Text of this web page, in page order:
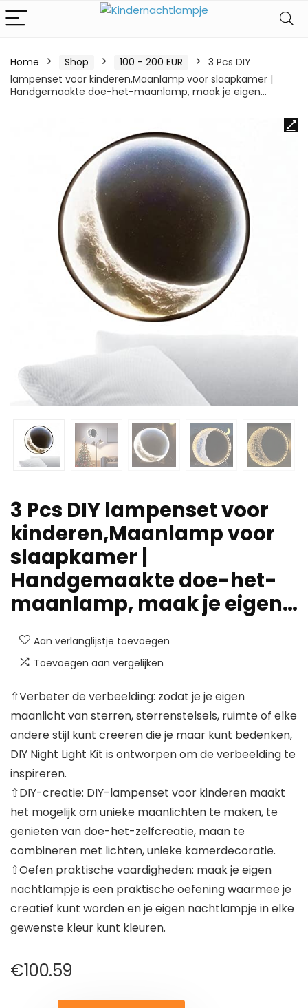
Home Shop 100 - 200 EUR
3 Pcs DIY
lampenset voor kinderen,Maanlamp voor slaapkamer |
Handgemaakte doe-het-maanlamp, maak je eigen…
3 Pcs DIY lampenset voor
kinderen,Maanlamp voor
slaapkamer |
Handgemaakte doe-het-
maanlamp, maak je eigen…
Aan verlanglijstje toevoegen
Toevoegen aan vergelijken
⇧Verbeter de verbeelding: zodat je je eigen
maanlicht van sterren, sterrenstelsels, ruimte of elke
andere stijl kunt creëren die je maar kunt bedenken,
DIY Night Light Kit is ontworpen om de verbeelding te
inspireren.
⇧DIY-creatie: DIY-lampenset voor kinderen maakt
het mogelijk om unieke maanlichten te maken, te
genieten van doe-het-zelfcreatie, maan te
combineren met lichten, unieke kamerdecoratie.
⇧Oefen praktische vaardigheden: maak je eigen
nachtlampje is een praktische oefening waarmee je
creatief kunt worden en je eigen nachtlampje in elke
gewenste kleur kunt kleuren.
€100.59